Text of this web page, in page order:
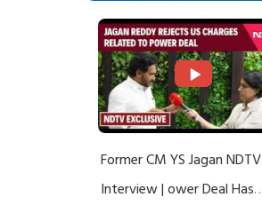
Former CM YS Jagan NDTV
Interview | ower Deal Has